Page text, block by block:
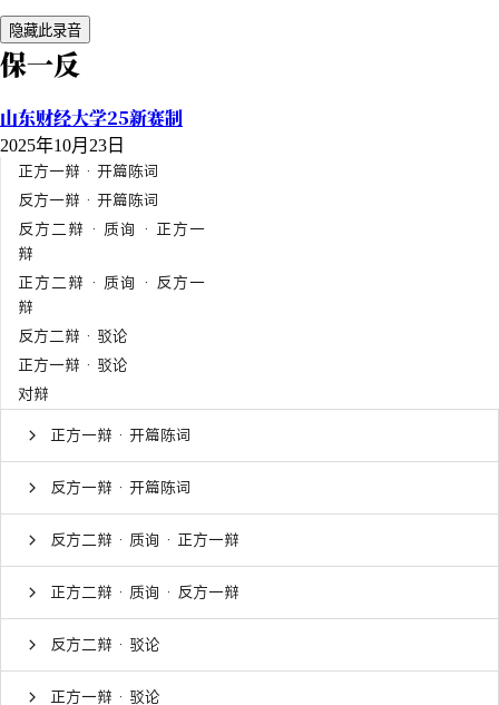
隐藏此录音
保一反
山东财经大学25新赛制
2025年10月23日
正方一辩 · 开篇陈词
反方一辩 · 开篇陈词
反方二辩 · 质询 · 正方一
辩
正方二辩 · 质询 · 反方一
辩
反方二辩 · 驳论
正方一辩 · 驳论
对辩
正方一辩 · 开篇陈词
反方一辩 · 开篇陈词
反方二辩 · 质询 · 正方一辩
正方二辩 · 质询 · 反方一辩
反方二辩 · 驳论
正方一辩 · 驳论